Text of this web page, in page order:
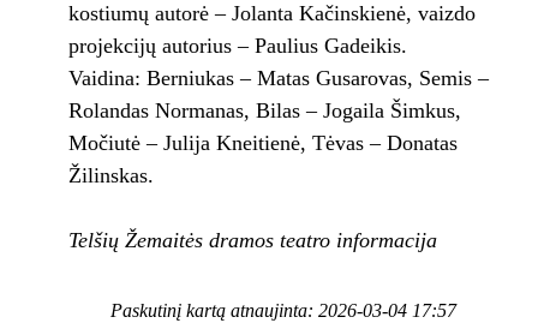
kostiumų autorė – Jolanta Kačinskienė, vaizdo
projekcijų autorius – Paulius Gadeikis.
Vaidina: Berniukas – Matas Gusarovas, Semis –
Rolandas Normanas, Bilas – Jogaila Šimkus,
Močiutė – Julija Kneitienė, Tėvas – Donatas
Žilinskas.
Telšių Žemaitės dramos teatro informacija
Paskutinį kartą atnaujinta: 2026-03-04 17:57